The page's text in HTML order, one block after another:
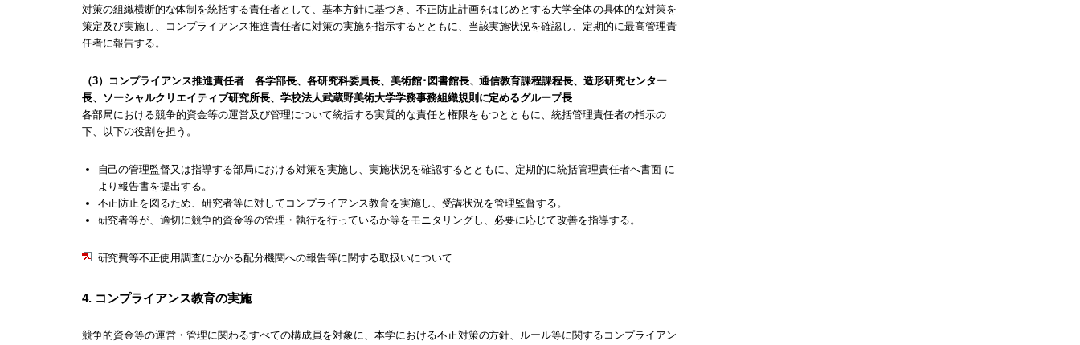
対策の組織横断的な体制を統括する責任者として、基本方針に基づき、不正防止計画をはじめとする大学全体の具体的な対策を
策定及び実施し、コンプライアンス推進責任者に対策の実施を指示するとともに、当該実施状況を確認し、定期的に最高管理責
任者に報告する。
（3）コンプライアンス推進責任者 各学部長、各研究科委員長、美術館･図書館長、通信教育課程課程長、造形研究センター
長、ソーシャルクリエイティブ研究所長、学校法人武蔵野美術大学学務事務組織規則に定めるグループ長
各部局における競争的資金等の運営及び管理について統括する実質的な責任と権限をもつとともに、統括管理責任者の指示の
下、以下の役割を担う。
自己の管理監督又は指導する部局における対策を実施し、実施状況を確認するとともに、定期的に統括管理責任者へ書面 に
より報告書を提出する。
不正防止を図るため、研究者等に対してコンプライアンス教育を実施し、受講状況を管理監督する。
研究者等が、適切に競争的資金等の管理・執行を行っているか等をモニタリングし、必要に応じて改善を指導する。
研究費等不正使用調査にかかる配分機関への報告等に関する取扱いについて
4. コンプライアンス教育の実施
競争的資金等の運営・管理に関わるすべての構成員を対象に、本学における不正対策の方針、ルール等に関するコンプライアン